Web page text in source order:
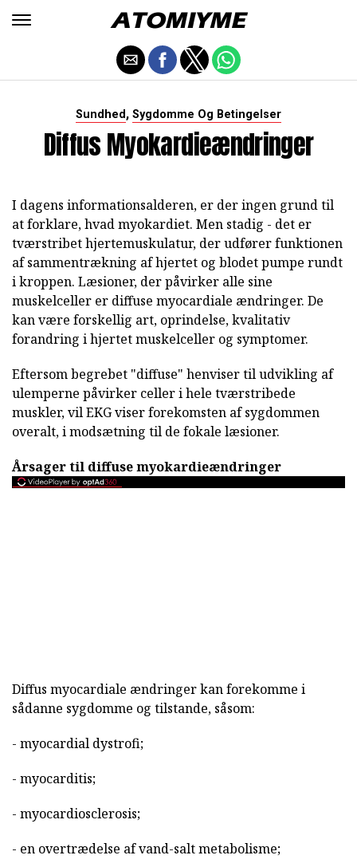
Sundhed, Sygdomme Og Betingelser
Diffus Myokardieændringer
I dagens informationsalderen, er der ingen grund til
at forklare, hvad myokardiet. Men stadig - det er
tværstribet hjertemuskulatur, der udfører funktionen
af sammentrækning af hjertet og blodet pumpe rundt
i kroppen. Læsioner, der påvirker alle sine
muskelceller er diffuse myocardiale ændringer. De
kan være forskellig art, oprindelse, kvalitativ
forandring i hjertet muskelceller og symptomer.
Eftersom begrebet "diffuse" henviser til udvikling af
ulemperne påvirker celler i hele tværstribede
muskler, vil EKG viser forekomsten af sygdommen
overalt, i modsætning til de fokale læsioner.
Årsager til diffuse myokardieændringer
Diffus myocardiale ændringer kan forekomme i
sådanne sygdomme og tilstande, såsom:
- myocardial dystrofi;
- myocarditis;
- myocardiosclerosis;
- en overtrædelse af vand-salt metabolisme;